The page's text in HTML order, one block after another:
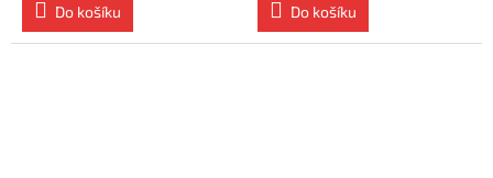
Do košíku Do košíku